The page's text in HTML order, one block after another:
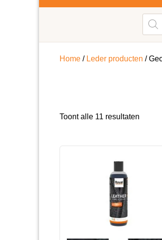
Home/ Leder producten /
Toont alle 11 resultaten